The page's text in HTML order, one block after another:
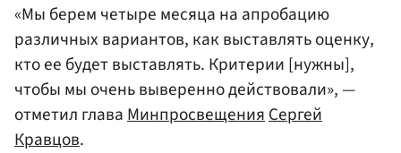
«Мы берем четыре месяца на апробацию
различных вариантов, как выставлять оценку,
кто ее будет выставлять. Критерии [нужны],
чтобы мы очень выверенно действовали», —
отметил главаМинпросвещенияСергей
Кравцов.